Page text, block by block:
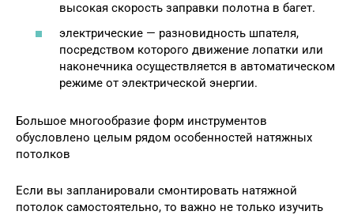
высокая скорость заправки полотна в багет.
электрические — разновидность шпателя,
посредством которого движение лопатки или
наконечника осуществляется в автоматическом
режиме от электрической энергии.
Большое многообразие форм инструментов
обусловлено целым рядом особенностей натяжных
потолков
Если вы запланировали смонтировать натяжной
потолок самостоятельно, то важно не только изучить